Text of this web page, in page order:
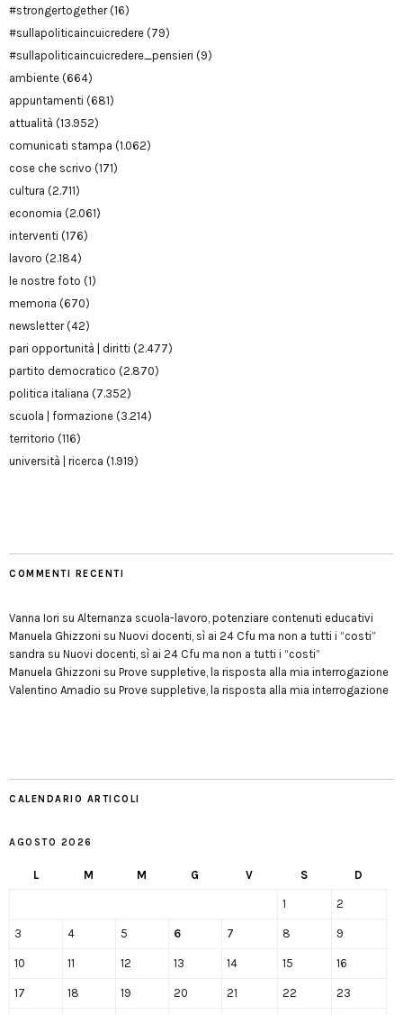
#strongertogether(16)
#sullapoliticaincuicredere (79)
#sullapoliticaincuicredere_pensieri (9)
ambiente (664)
appuntamenti (681)
attualità (13.952)
comunicati stampa (1.062)
cose che scrivo (171)
cultura (2.711)
economia (2.061)
interventi (176)
lavoro (2.184)
le nostre foto (1)
memoria (670)
newsletter(42)
pari opportunità | diritti (2.477)
partito democratico (2.870)
politica italiana (7.352)
scuola | formazione (3.214)
territorio (116)
università | ricerca (1.919)
COMMENTI RECENTI
Vanna Iori su Alternanza scuola-lavoro, potenziare contenuti educativi
Manuela Ghizzoni su Nuovi docenti, sì ai 24 Cfu ma non a tutti i “costi”
sandra su Nuovi docenti, sì ai 24 Cfu ma non a tutti i “costi”
Manuela Ghizzoni su Prove suppletive, la risposta alla mia interrogazione
Valentino Amadio su Prove suppletive, la risposta alla mia interrogazione
CALENDARIO ARTICOLI
AGOSTO 2026
L M M G V S D
1 2
3 4 5 6 7 8 9
10 11 12 13 14 15 16
17 18 19 20 21 22 23